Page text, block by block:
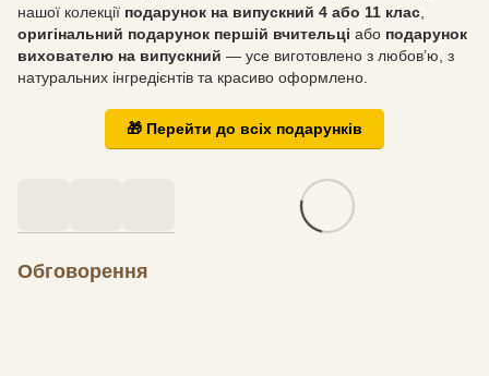
нашої колекції подарунок на випускний 4 або 11 клас
оригінальний подарунок першій вчительці або подарунок
вихователю на випускний — усе виготовлено з любов’ю, з
натуральних інгредієнтів та красиво оформлено.
🎁 Перейти до всіх подарунків
Обговорення